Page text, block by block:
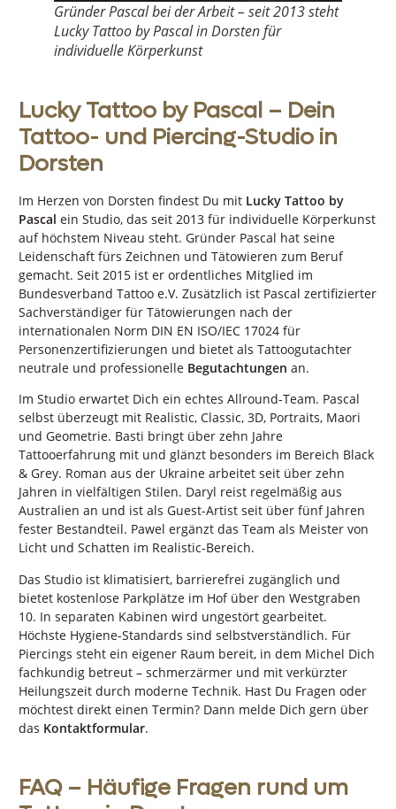
Gründer Pascal bei der Arbeit – seit 2013 steht
Lucky Tattoo by Pascal in Dorsten für
individuelle Körperkunst
Lucky Tattoo by Pascal – Dein
Tattoo- und Piercing-Studio in
Dorsten
Im Herzen von Dorsten findest Du mit Lucky Tattoo by
Pascal ein Studio, das seit 2013 für individuelle Körperkunst
auf höchstem Niveau steht. Gründer Pascal hat seine
Leidenschaft fürs Zeichnen und Tätowieren zum Beruf
gemacht. Seit 2015 ist er ordentliches Mitglied im
Bundesverband Tattoo e.V. Zusätzlich ist Pascal zertifizierter
Sachverständiger für Tätowierungen nach der
internationalen Norm DIN EN ISO/IEC 17024 für
Personenzertifizierungen und bietet als Tattoogutachter
neutrale und professionelle Begutachtungen an.
Im Studio erwartet Dich ein echtes Allround-Team. Pascal
selbst überzeugt mit Realistic, Classic, 3D, Portraits, Maori
und Geometrie. Basti bringt über zehn Jahre
Tattooerfahrung mit und glänzt besonders im Bereich Black
& Grey. Roman aus der Ukraine arbeitet seit über zehn
Jahren in vielfältigen Stilen. Daryl reist regelmäßig aus
Australien an und ist als Guest-Artist seit über fünf Jahren
fester Bestandteil. Pawel ergänzt das Team als Meister von
Licht und Schatten im Realistic-Bereich.
Das Studio ist klimatisiert, barrierefrei zugänglich und
bietet kostenlose Parkplätze im Hof über den Westgraben
10. In separaten Kabinen wird ungestört gearbeitet.
Höchste Hygiene-Standards sind selbstverständlich. Für
Piercings steht ein eigener Raum bereit, in dem Michel Dich
fachkundig betreut – schmerzärmer und mit verkürzter
Heilungszeit durch moderne Technik. Hast Du Fragen oder
möchtest direkt einen Termin? Dann melde Dich gern über
das Kontaktformular.
FAQ – Häufige Fragen rund um